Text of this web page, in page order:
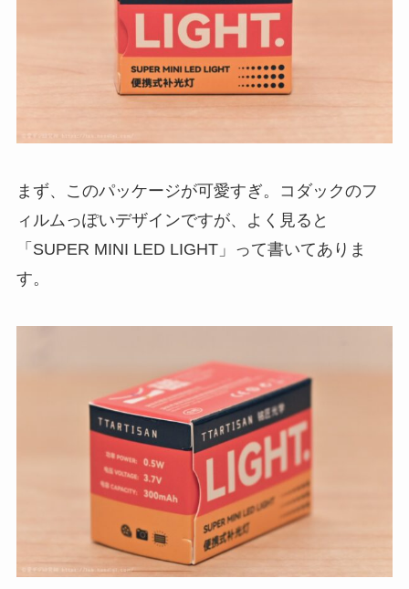
まず、このパッケージが可愛すぎ。コダックのフ
ィルムっぽいデザインですが、よく見ると
「SUPER MINI LED LIGHT」って書いてありま
す。